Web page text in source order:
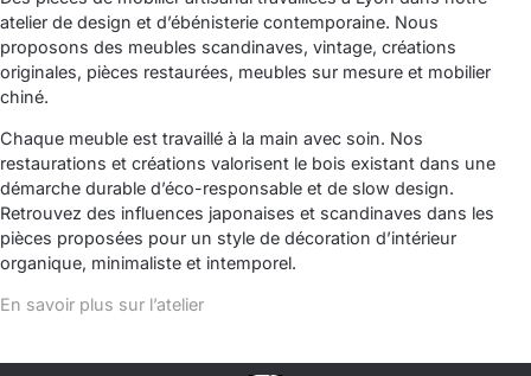
atelier de design et d’ébénisterie contemporaine. Nous
proposons des meubles scandinaves, vintage, créations
originales, pièces restaurées, meubles sur mesure et mobilier
chiné.
Chaque meuble est travaillé à la main avec soin. Nos
restaurations et créations valorisent le bois existant dans une
démarche durable d’éco-responsable et de slow design.
Retrouvez des influences japonaises et scandinaves dans les
pièces proposées pour un style de décoration d’intérieur
organique, minimaliste et intemporel.
En savoir plus sur l’atelier